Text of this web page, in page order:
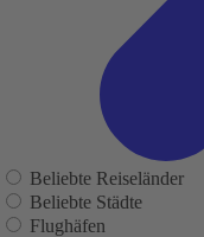
Beliebte Reiseländer
Beliebte Städte
Flughäfen